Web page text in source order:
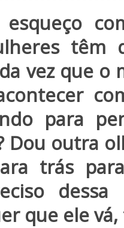
esqueço
vez que o
para
Dou outra
trás
que ele